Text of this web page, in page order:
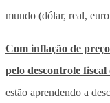
mundo (dólar, real,
Com inflação de
pelo descontrole
estão aprendendo a